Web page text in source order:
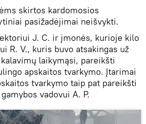
skirtos kardomosios
pasižadėjimai neišvykti.
J. C. ir įmonės, kurioje kilo
R. V., kuris buvo atsakingas už
laikymąsi, pareikšti
apskaitos tvarkymo. Įtarimai
tvarkymo taip pat pareikšti
vadovui A. P.